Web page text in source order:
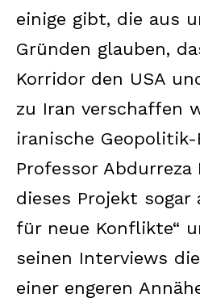
einige gibt, die aus
Gründen glauben,
Korridor den USA
zu Iran verschaffen
iranische Geopolitik-
Professor
dieses Projekt sogar
für neue Konflikte“
seinen Interviews
einer engeren